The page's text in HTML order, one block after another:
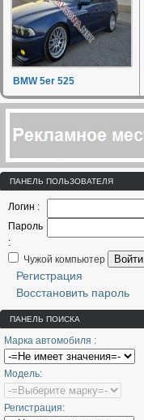
BMW 5er 525
ПАНЕЛЬ ПОЛЬЗОВАТЕЛЯ
Логин :
Пароль
:
Чужой компьютер
Войти
Регистрация
Восстановить пароль
ПАНЕЛЬ ПОИСКА
Марка автомобиля :
Модель:
Регистрация: